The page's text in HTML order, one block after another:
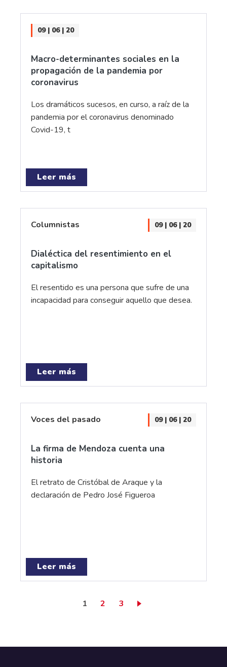
09 | 06 | 20
Macro-determinantes sociales en la
propagación de la pandemia por
coronavirus
Los dramáticos sucesos, en curso, a raíz de la
pandemia por el coronavirus denominado
Covid-19, t
Leer más
Columnistas 09 | 06 | 20
Dialéctica del resentimiento en el
capitalismo
El resentido es una persona que sufre de una
incapacidad para conseguir aquello que desea.
Leer más
Voces del pasado 09 | 06 | 20
La firma de Mendoza cuenta una
historia
El retrato de Cristóbal de Araque y la
declaración de Pedro José Figueroa
Leer más
Página actual
1 Page
2 Page
3